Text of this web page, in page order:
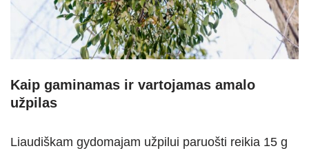
Kaip gaminamas ir vartojamas amalo
užpilas
Liaudiškam gydomajam užpilui paruošti reikia 15 g